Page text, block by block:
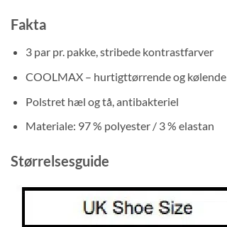
Fakta
3 par pr. pakke, stribede kontrastfarver
COOLMAX – hurtigttørrende og kølende
Polstret hæl og tå, antibakteriel
Materiale: 97 % polyester / 3 % elastan
Størrelsesguide